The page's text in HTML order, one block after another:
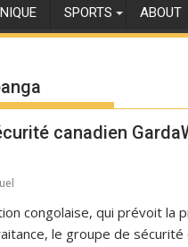
SPORTS ABOUT
canadien
congolaise, qui prévoit
le groupe de sécurité